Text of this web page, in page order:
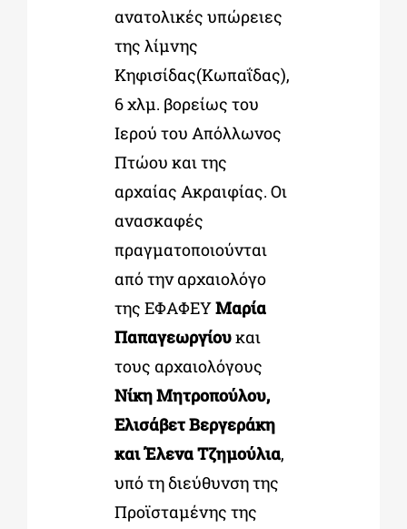
ανατολικές υπώρειες
της λίμνης
Κηφισίδας(Κωπαΐδας),
6 χλμ. βορείως του
Ιερού του Απόλλωνος
Πτώου και της
αρχαίας Ακραιφίας. Οι
ανασκαφές
πραγματοποιούνται
από την αρχαιολόγο
της ΕΦΑΦΕΥΜαρία
Παπαγεωργίουκαι
τους αρχαιολόγους
Νίκη Μητροπούλου,
Ελισάβετ Βεργεράκη
και Έλενα Τζημούλια,
υπό τη διεύθυνση της
Προϊσταμένης της